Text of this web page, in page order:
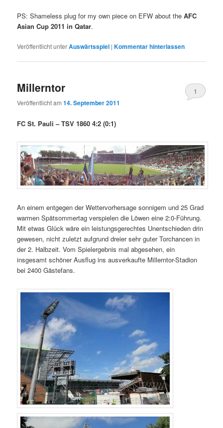
PS: Shameless plug for my own piece on EFW about theAFC
Asian Cup 2011 in Qatar.
Veröffentlicht unterAuswärtsspiel | Kommentar hinterlassen
Millerntor
Veröffentlicht am 14. September 2011
1
FC St. Pauli – TSV 1860 4:2 (0:1)
An einem entgegen der Wettervorhersage sonnigem und 25 Grad
warmen Spätsommertag verspielen die Löwen eine 2:0-Führung.
Mit etwas Glück wäre ein leistungsgerechtes Unentschieden drin
gewesen, nicht zuletzt aufgrund dreier sehr guter Torchancen in
der 2. Halbzeit. Vom Spielergebnis mal abgesehen, ein
insgesamt schöner Ausflug ins ausverkaufte Millerntor-Stadion
bei 2400 Gästefans.